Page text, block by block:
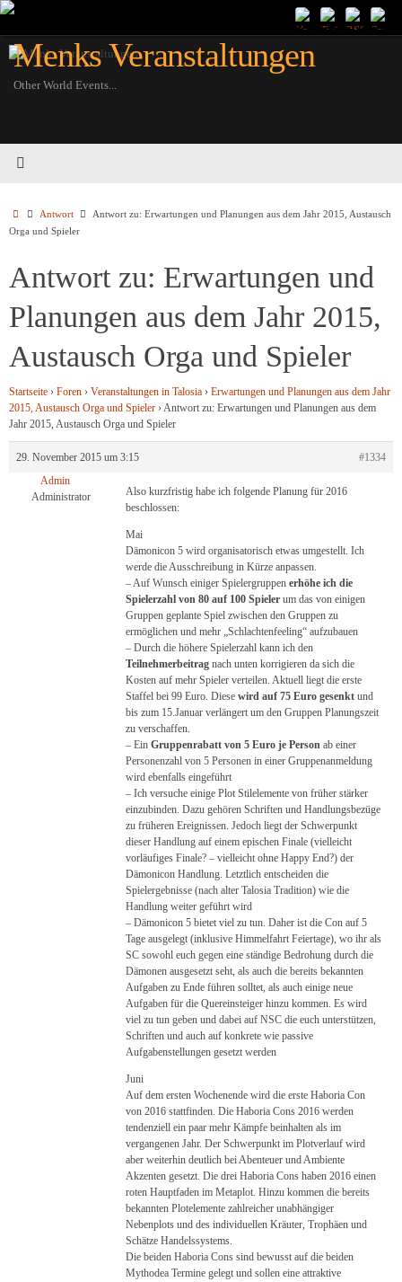
Zum
springen
Menks Veranstaltungen
Other World Events...
Startseite
Antwort
Antwort zu: Erwartungen und Planungen aus dem Jahr 2015, Austausch
Orga und Spieler
Antwort zu: Erwartungen und
Planungen aus dem Jahr 2015,
Austausch Orga und Spieler
Startseite › Foren › Veranstaltungen in Talosia › Erwartungen und Planungen aus dem Jahr
2015, Austausch Orga und Spieler ›Antwort zu: Erwartungen und Planungen aus dem
Jahr 2015, Austausch Orga und Spieler
29. November 2015 um 3:15
#1334
Admin
Administrator
Also kurzfristig habe ich folgende Planung für 2016
beschlossen:
Mai
Dämonicon 5 wird organisatorisch etwas umgestellt. Ich
werde die Ausschreibung in Kürze anpassen.
– Auf Wunsch einiger Spielergruppen erhöhe ich die
Spielerzahl von 80 auf 100 Spieler um das von einigen
Gruppen geplante Spiel zwischen den Gruppen zu
ermöglichen und mehr „Schlachtenfeeling“ aufzubauen
– Durch die höhere Spielerzahl kann ich den
Teilnehmerbeitrag nach unten korrigieren da sich die
Kosten auf mehr Spieler verteilen. Aktuell liegt die erste
Staffel bei 99 Euro. Diese wird auf 75 Euro gesenkt und
bis zum 15.Januar verlängert um den Gruppen Planungszeit
zu verschaffen.
– Ein Gruppenrabatt von 5 Euro je Person ab einer
Personenzahl von 5 Personen in einer Gruppenanmeldung
wird ebenfalls eingeführt
– Ich versuche einige Plot Stilelemente von früher stärker
einzubinden. Dazu gehören Schriften und Handlungsbezüge
zu früheren Ereignissen. Jedoch liegt der Schwerpunkt
dieser Handlung auf einem epischen Finale (vielleicht
vorläufiges Finale? – vielleicht ohne Happy End?) der
Dämonicon Handlung. Letztlich entscheiden die
Spielergebnisse (nach alter Talosia Tradition) wie die
Handlung weiter geführt wird
– Dämonicon 5 bietet viel zu tun. Daher ist die Con auf 5
Tage ausgelegt (inklusive Himmelfahrt Feiertage), wo ihr als
SC sowohl euch gegen eine ständige Bedrohung durch die
Dämonen ausgesetzt seht, als auch die bereits bekannten
Aufgaben zu Ende führen solltet, als auch einige neue
Aufgaben für die Quereinsteiger hinzu kommen. Es wird
viel zu tun geben und dabei auf NSC die euch unterstützen,
Schriften und auch auf konkrete wie passive
Aufgabenstellungen gesetzt werden
Juni
Auf dem ersten Wochenende wird die erste Haboria Con
von 2016 stattfinden. Die Haboria Cons 2016 werden
tendenziell ein paar mehr Kämpfe beinhalten als im
vergangenen Jahr. Der Schwerpunkt im Plotverlauf wird
aber weiterhin deutlich bei Abenteuer und Ambiente
Akzenten gesetzt. Die drei Haboria Cons haben 2016 einen
roten Hauptfaden im Metaplot. Hinzu kommen die bereits
bekannten Plotelemente zahlreicher unabhängiger
Nebenplots und des individuellen Kräuter, Trophäen und
Schätze Handelssystems.
Die beiden Haboria Cons sind bewusst auf die beiden
Mythodea Termine gelegt und sollen eine attraktive